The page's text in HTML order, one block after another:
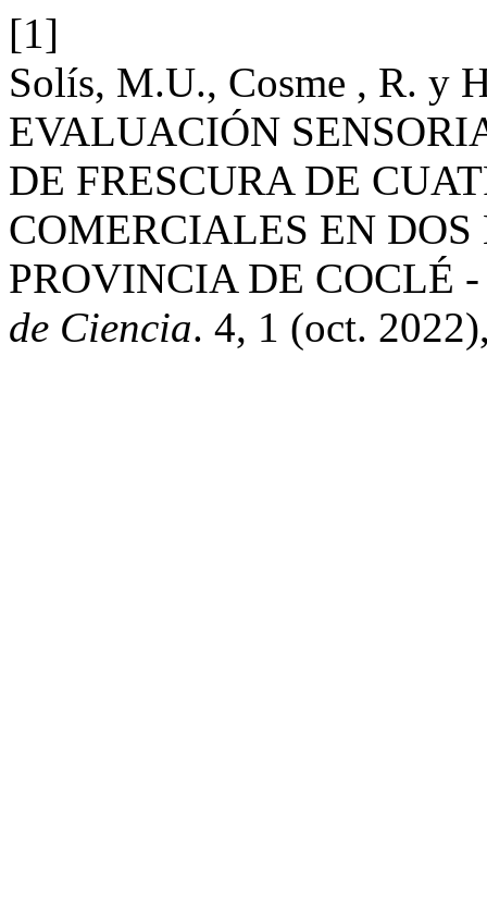
[1]
Solís, M.U., Cosme , R. y
EVALUACIÓN
DE FRESCURA DE
COMERCIALES EN
PROVINCIA DE COCLÉ
de Ciencia. 4, 1 (oct.